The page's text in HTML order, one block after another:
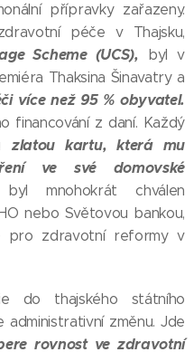
přípravky zařazeny.
péče v Thajsku,
Scheme (UCS), byl v
Thaksina Šinavatry a
více než 95 % obyvatel.
financování z daní. Každý
zlatou kartu, která mu
ve své domovské
mnohokrát chválen
nebo Světovou bankou,
pro zdravotní reformy v
do thajského státního
změnu. Jde
rovnost ve zdravotní